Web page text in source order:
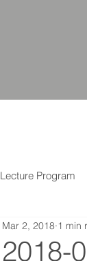
Lecture Program
2018-
Mar 2, 2018 1 min